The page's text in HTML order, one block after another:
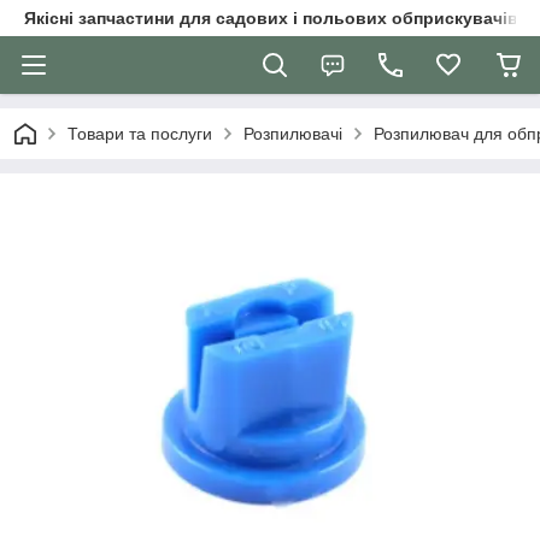
Якісні запчастини для садових і польових обприскувачів
Товари та послуги Розпилювачі Розпилювач для